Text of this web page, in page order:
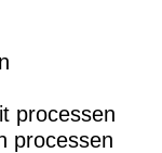
processen
processen